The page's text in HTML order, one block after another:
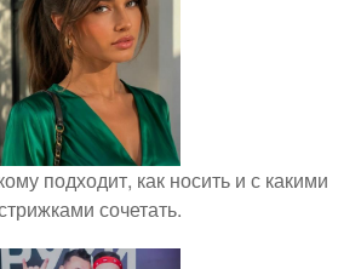
подходит, как носить и с какими
сочетать.